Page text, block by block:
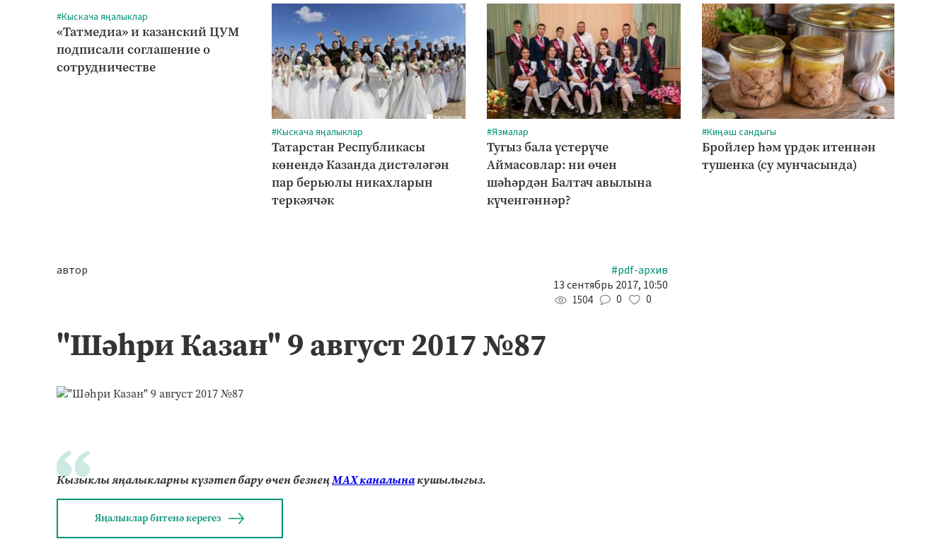
#Кыскача яңалыклар
«Татмедиа» и казанский ЦУМ
подписали соглашение о
сотрудничестве
#Кыскача яңалыклар
Татарстан Республикасы
көнендә Казанда дистәләгән
пар берьюлы никахларын
теркәячәк
#Язмалар
Тугыз бала үстерүче
Аймасовлар: ни өчен
шәһәрдән Балтач авылына
күченгәннәр?
#Киңәш сандыгы
Бройлер һәм үрдәк итеннән
тушенка (су мунчасында)
автор
#pdf-архив
13 сентябрь 2017, 10:50
1504 0 0
"Шәһри Казан" 9 август 2017 №87
Кызыклы яңалыкларны күзәтеп бару өчен безнеңМАХ каналынакушылыгыз.
Яңалыклар битенә керегез